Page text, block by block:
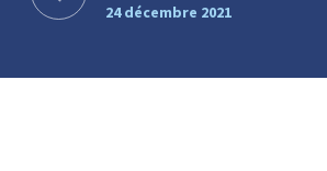
24 décembre 2021